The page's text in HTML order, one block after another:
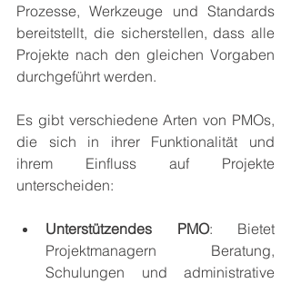
Prozesse, Werkzeuge und Standards
bereitstellt, die sicherstellen, dass alle
Projekte nach den gleichen Vorgaben
durchgeführt werden.
Es gibt verschiedene Arten von PMOs,
die sich in ihrer Funktionalität und
ihrem Einfluss auf Projekte
unterscheiden:
Unterstützendes PMO: Bietet
Projektmanagern Beratung,
Schulungen und administrative